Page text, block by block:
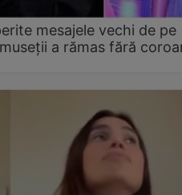
mesajele vechi de pe
a rămas fără